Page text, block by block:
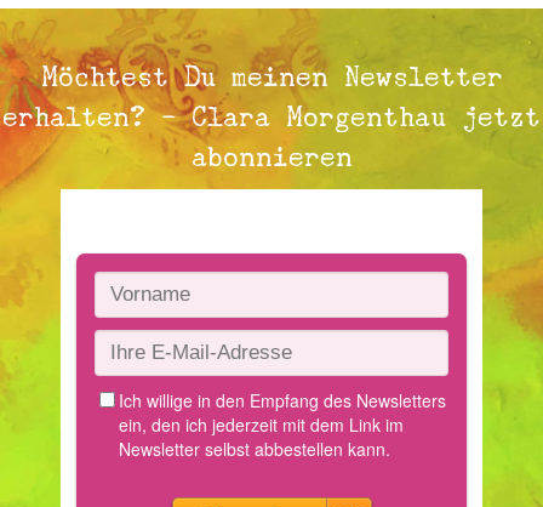
Möchtest Du meinen Newsletter
erhalten? - Clara Morgenthau jetzt
abonnieren